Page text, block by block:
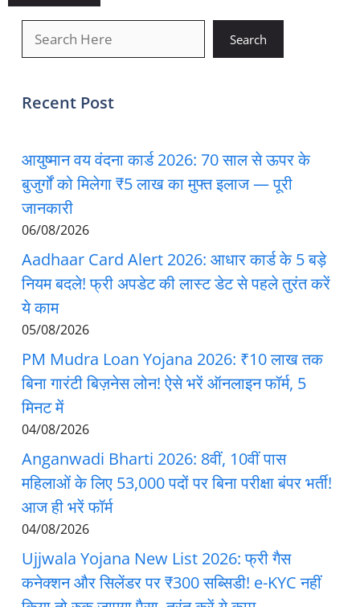
Search
Recent Post
आयुष्मान वय वंदना कार्ड 2026: 70 साल से ऊपर के
बुजुर्गों को मिलेगा ₹5 लाख का मुफ्त इलाज — पूरी
जानकारी
06/08/2026
Aadhaar Card Alert 2026: आधार कार्ड के 5 बड़े
नियम बदले! फ्री अपडेट की लास्ट डेट से पहले तुरंत करें
ये काम
05/08/2026
PM Mudra Loan Yojana 2026: ₹10 लाख तक
बिना गारंटी बिज़नेस लोन! ऐसे भरें ऑनलाइन फॉर्म, 5
मिनट में
04/08/2026
Anganwadi Bharti 2026: 8वीं, 10वीं पास
महिलाओं के लिए 53,000 पदों पर बिना परीक्षा बंपर भर्ती!
आज ही भरें फॉर्म
04/08/2026
Ujjwala Yojana New List 2026: फ्री गैस
कनेक्शन और सिलेंडर पर ₹300 सब्सिडी! e-KYC नहीं